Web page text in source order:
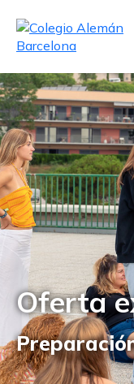
Oferta